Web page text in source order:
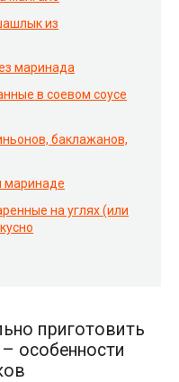
из
маринада
в соевом соусе
баклажанов,
маринаде
на углях (или
приготовить
особенности